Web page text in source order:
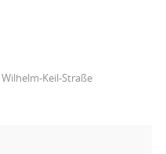
Keil-Straße